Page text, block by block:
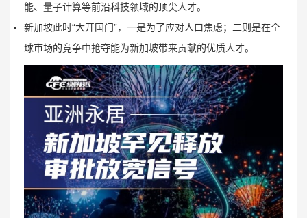
能、量子计算等前沿科技领域的顶尖人才。
新加坡此时“大开国门”，一是为了应对人口焦虑；二则是在全
球市场的竞争中抢夺能为新加坡带来贡献的优质人才。